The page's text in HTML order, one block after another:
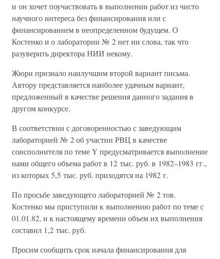
и он хочет поучаствовать в выполнении работ из чисто
научного интереса без финансирования или с
финансированием в неопределенном будущем. О
Костенко и о лаборатории № 2 нет ни слова, так что
разуверить директора НИИ некому.
Жюри признало наилучшим второй вариант письма.
Автору представляется наиболее удачным вариант,
предложенный в качестве решения данного задания в
другом конкурсе.
В соответствии с договоренностью с заведующим
лабораторией № 2 об участии РВЦ в качестве
соисполнителя по теме Y предусматривается выполнение
нами общего объема работ в 12 тыс. руб. в 1982–1983 гг.,
из которых 5,5 тыс. руб. приходятся на 1982 г.
По просьбе заведующего лабораторией № 2 тов.
Костенко мы приступили к выполнению работ по теме с
01.01.82, и к настоящему времени объем их выполнения
составил 1,2 тыс. руб.
Просим сообщить срок начала финансирования для